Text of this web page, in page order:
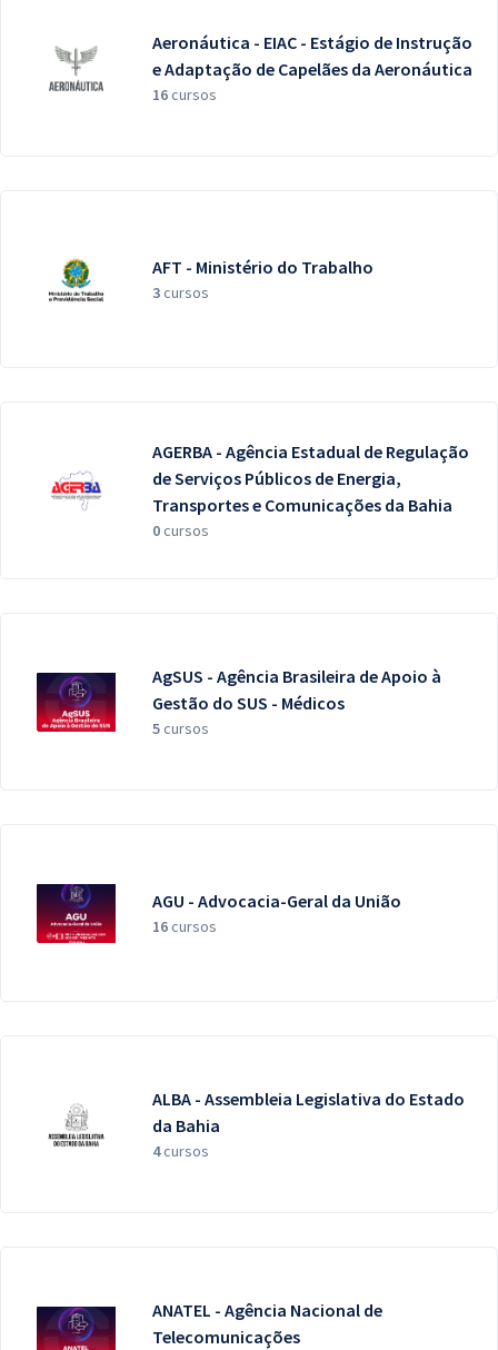
Aeronáutica - EIAC - Estágio de Instrução
e Adaptação de Capelães da Aeronáutica
16cursos
AFT - Ministério do Trabalho
3cursos
AGERBA - Agência Estadual de Regulação
de Serviços Públicos de Energia,
Transportes e Comunicações da Bahia
0cursos
AgSUS - Agência Brasileira de Apoio à
Gestão do SUS - Médicos
5cursos
AGU - Advocacia-Geral da União
16cursos
ALBA - Assembleia Legislativa do Estado
da Bahia
4cursos
ANATEL - Agência Nacional de
Telecomunicações